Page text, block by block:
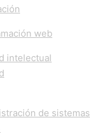
web
intelectual
de sistemas